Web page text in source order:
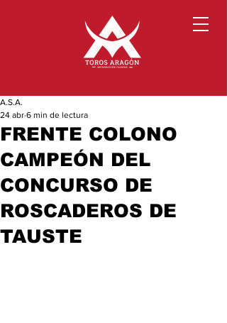
FRENTE COLONO
CAMPEÓN DEL
CONCURSO DE
ROSCADEROS DE
TAUSTE
A.S.A.
24 abr 6 min de lectura